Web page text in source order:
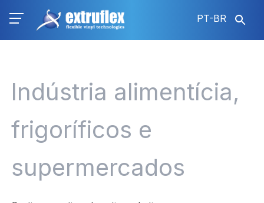
para
PT-BR
Indústria alimentícia,
frigoríficos e
supermercados